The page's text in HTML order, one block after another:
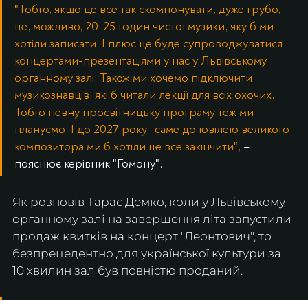
"Тобто, якщо це все так скомпонувати, дуже грубо,
це, можливо, 20-25 годин чистої музики, яку б ми
хотіли записати. І плюс це буде супроводжуватися
концертами-презентаціями у нас у Львівському
органному залі. Також ми хочемо підключити
музикознавців, які б читали лекції для всіх охочих.
Тобто певну просвітницьку програму теж ми
плануємо. І до 2027 року,  саме до ювілею великого
композитора ми б хотіли це все закінчити", –
пояснює керівник "Гомону".
Як розповів Тарас Демко, коли у Львівському
органному залі на завершення літа запустили
продаж квитків на концерт "Леонтович", то
безпрецедентно для української культури за
10 хвилин зал був повністю проданий.